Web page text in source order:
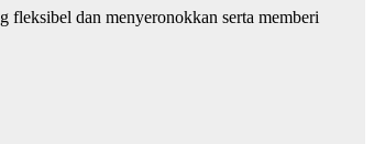
fleksibel dan menyeronokkan serta memberi